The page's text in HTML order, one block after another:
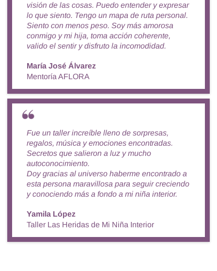
visión de las cosas. Puedo entender y expresar
lo que siento. Tengo un mapa de ruta personal.
Siento con menos peso. Soy más amorosa
conmigo y mi hija, toma acción coherente,
valido el sentir y disfruto la incomodidad.
María José Álvarez
Mentoría AFLORA
Fue un taller increíble lleno de sorpresas,
regalos, música y emociones encontradas.
Secretos que salieron a luz y mucho
autoconocimiento.
Doy gracias al universo haberme encontrado a
esta persona maravillosa para seguir creciendo
y conociendo más a fondo a mi niña interior.
Yamila López
Taller Las Heridas de Mi Niña Interior